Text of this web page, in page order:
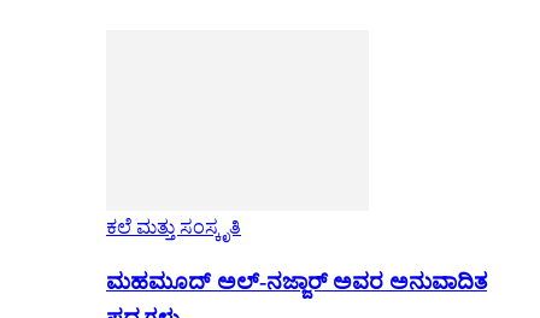
ಕಲೆ ಮತ್ತು ಸಂಸ್ಕೃತಿ
ಮಹಮೂದ್ ಅಲ್-ನಜ್ಜಾರ್ ಅವರ ಅನುವಾದಿತ